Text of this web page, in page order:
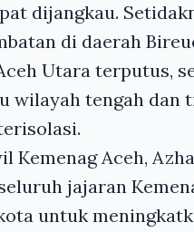
dijangkau.
di daerah
Utara terputus,
wilayah tengah dan
Kemenag Aceh,
jajaran
untuk